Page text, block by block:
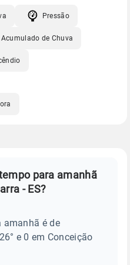
Pressão
Acumulado de Chuva
para amanhã
- ES?
amanhã é de
e 0 em Conceição